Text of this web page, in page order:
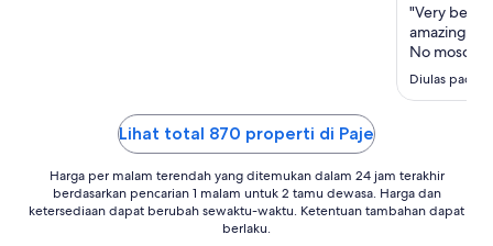
"Very
amazing
No moscito
there is a
breakfast.
Diulas pada
Lihat total 870 properti di Paje
Harga per malam terendah yang ditemukan dalam 24 jam terakhir
berdasarkan pencarian 1 malam untuk 2 tamu dewasa. Harga dan
ketersediaan dapat berubah sewaktu-waktu. Ketentuan tambahan dapat
berlaku.